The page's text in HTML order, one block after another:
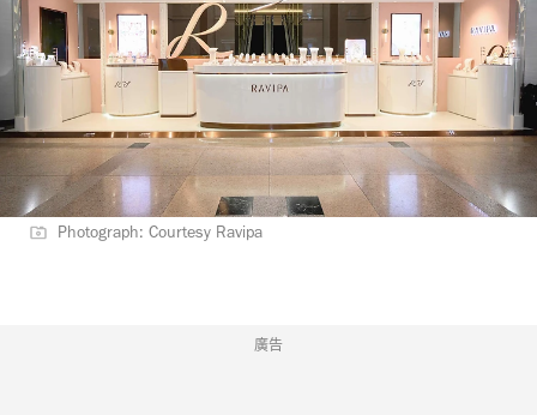
Photograph: Courtesy Ravipa
廣告